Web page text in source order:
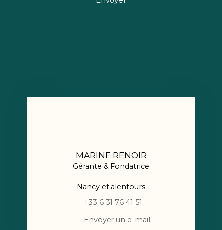
MARINE RENOIR
Gérante & Fondatrice
Nancy et alentours
+33 6 31 76 41 51
Envoyer un e-mail